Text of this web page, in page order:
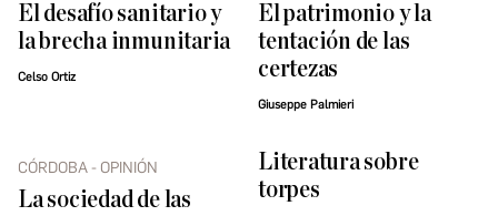
El desafío sanitario y
la brecha inmunitaria
Celso Ortiz
El patrimonio y la
tentación de las
certezas
Giuseppe Palmieri
CÓRDOBA - OPINIÓN
La sociedad de las
Literatura sobre
torpes